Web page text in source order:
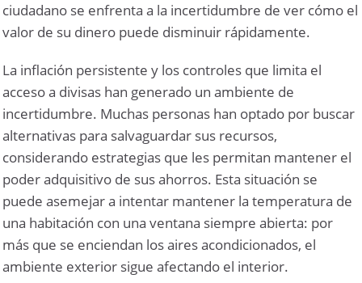
ciudadano se enfrenta a la incertidumbre de ver cómo el
valor de su dinero puede disminuir rápidamente.
La inflación persistente y los controles que limita el
acceso a divisas han generado un ambiente de
incertidumbre. Muchas personas han optado por buscar
alternativas para salvaguardar sus recursos,
considerando estrategias que les permitan mantener el
poder adquisitivo de sus ahorros. Esta situación se
puede asemejar a intentar mantener la temperatura de
una habitación con una ventana siempre abierta: por
más que se enciendan los aires acondicionados, el
ambiente exterior sigue afectando el interior.